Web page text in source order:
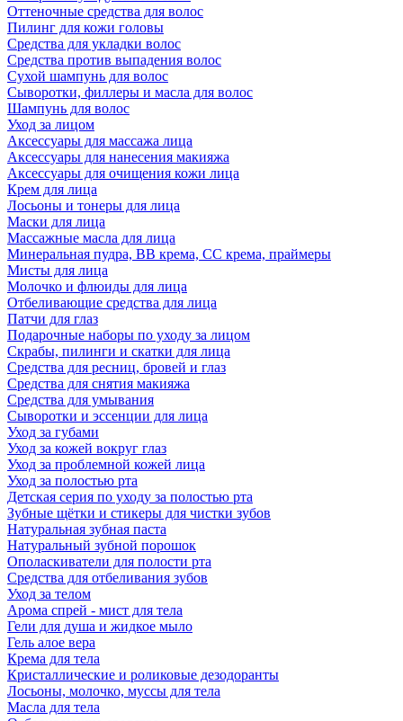
Оттеночные средства для волос
Пилинг для кожи головы
Средства для укладки волос
Средства против выпадения волос
Сухой шампунь для волос
Сыворотки, филлеры и масла для волос
Шампунь для волос
Уход за лицом
Аксессуары для массажа лица
Аксессуары для нанесения макияжа
Аксессуары для очищения кожи лица
Крем для лица
Лосьоны и тонеры для лица
Маски для лица
Массажные масла для лица
Минеральная пудра, BB крема, СС крема, праймеры
Мисты для лица
Молочко и флюиды для лица
Отбеливающие средства для лица
Патчи для глаз
Подарочные наборы по уходу за лицом
Скрабы, пилинги и скатки для лица
Средства для ресниц, бровей и глаз
Средства для снятия макияжа
Средства для умывания
Сыворотки и эссенции для лица
Уход за губами
Уход за кожей вокруг глаз
Уход за проблемной кожей лица
Уход за полостью рта
Детская серия по уходу за полостью рта
Зубные щётки и стикеры для чистки зубов
Натуральная зубная паста
Натуральный зубной порошок
Ополаскиватели для полости рта
Средства для отбеливания зубов
Уход за телом
Арома спрей - мист для тела
Гели для душа и жидкое мыло
Гель алое вера
Крема для тела
Кристаллические и роликовые дезодоранты
Лосьоны, молочко, муссы для тела
Масла для тела